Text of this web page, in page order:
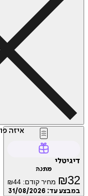
איזה
דיגיטלי
מתנה
₪32 מחיר קודם: ₪44
במבצע עד: 31/08/2026